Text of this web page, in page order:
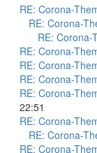
RE: Corona-
RE: Corona-
RE: Corona-
RE: Corona-
RE: Corona-
RE: Corona-
RE: Corona-
22:51
RE: Corona-
RE: Corona-
RE: Corona-